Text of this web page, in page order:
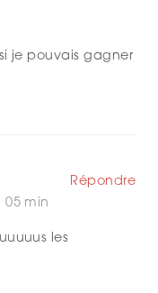
je pouvais gagner
05 min
les
Répondre